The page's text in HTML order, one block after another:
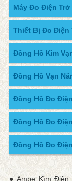
Máy Đo Điện
Thiết Bị Đo Điện
Đồng Hồ Kim
Đồng Hồ Vạn
Đồng Hồ Đo
Đồng Hồ Đo
Đồng Hồ Đo
● Ampe Kìm Điện